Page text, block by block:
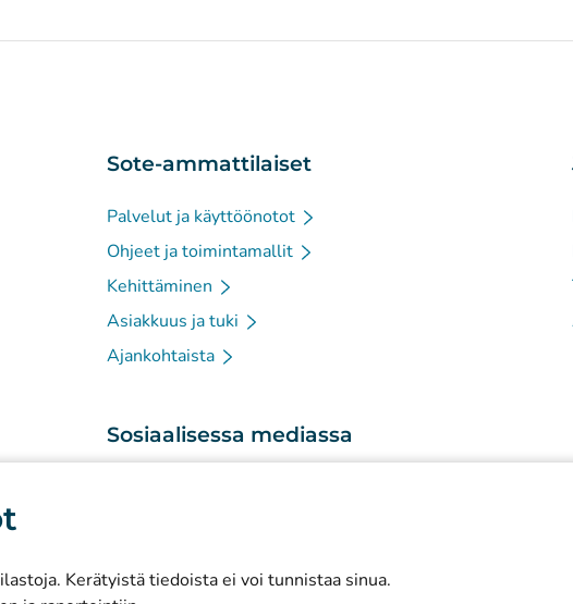
Kerätyistä tiedoista ei voi tunnistaa sinua.
Sote-ammattilaiset
Palvelut ja käyttöönotot
Ohjeet ja toimintamallit
Kehittäminen
Asiakkuus ja tuki
Ajankohtaista
Sosiaalisessa mediassa